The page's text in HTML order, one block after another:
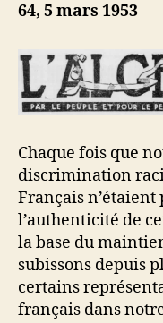
64, 5 mars 1953
Chaque fois que
discrimination
Français n’étaient
l’authenticité de
la base du
subissons depuis
certains
français dans